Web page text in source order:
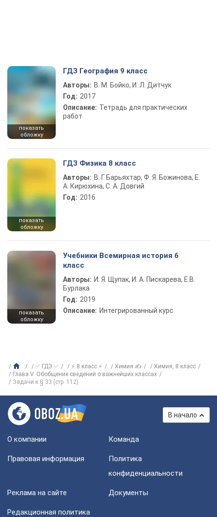
показать
обложку
ГДЗ География 9 класс
Авторы: В. М. Бойко, И. Л. Дитчук
Год: 2017
Описание: Тетрадь для практических
работ
показать
обложку
ГДЗ Физика 8 класс
Авторы: В. Г. Барьяхтар, Ф. Я. Божинова, Е.
А. Кирюхина, С. А. Довгий
Год: 2016
показать
обложку
Учебники Всемирная история 6
класс
Авторы: И. Я. Щупак, И. А. Пискарева, Е.В.
Бурлака
Год: 2019
Описание: Интегрированный курс
✅ ГДЗ ✅ ⚡ 8 класс ⚡ Химия ✍
Химия, 8 класс
Глава V. Обобщение сведений о важнейших классах
Задачи к § 33 (стр. 112)
В начало
О компании Команда
Правовая информация
Политика
конфиденциальности
Реклама на сайте Документы
Редакционная политика